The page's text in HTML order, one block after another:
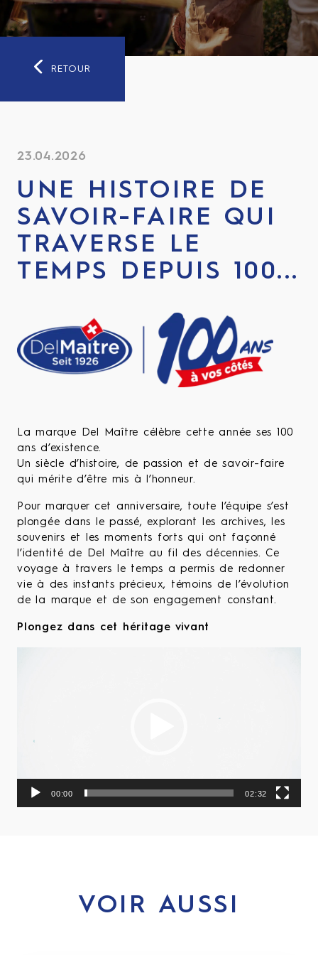
RETOUR
23.04.2026
UNE HISTOIRE DE
SAVOIR-FAIRE QUI
TRAVERSE LE
TEMPS DEPUIS 100...
La marque Del Maître célèbre cette année ses 100
ans d’existence.
Un siècle d’histoire, de passion et de savoir-faire
qui mérite d’être mis à l’honneur.
Pour marquer cet anniversaire, toute l’équipe s’est
plongée dans le passé, explorant les archives, les
souvenirs et les moments forts qui ont façonné
l’identité de Del Maître au fil des décennies. Ce
voyage à travers le temps a permis de redonner
vie à des instants précieux, témoins de l’évolution
de la marque et de son engagement constant.
Plongez dans cet héritage vivant
00:00 02:32
VOIR AUSSI